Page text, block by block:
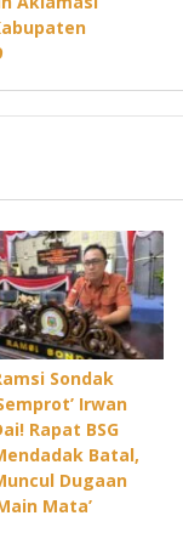
Sondak
Irwan
Rapat BSG
Batal,
Dugaan
Mata’